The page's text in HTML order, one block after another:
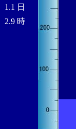
1.1 日
2.9 時